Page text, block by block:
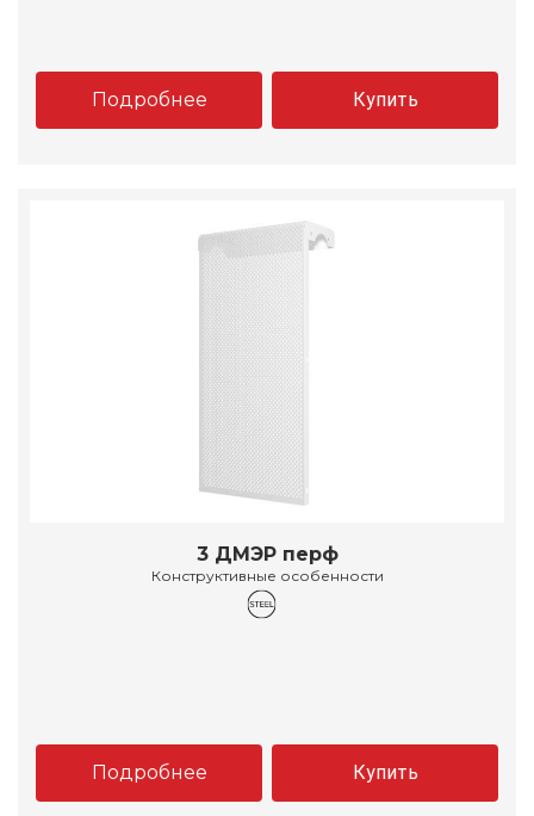
Подробнее Купить
3 ДМЭР перф
Конструктивные особенности
Подробнее Купить